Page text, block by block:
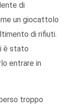
di
un giocattolo
di rifiuti.
è stato
entrare in
troppo